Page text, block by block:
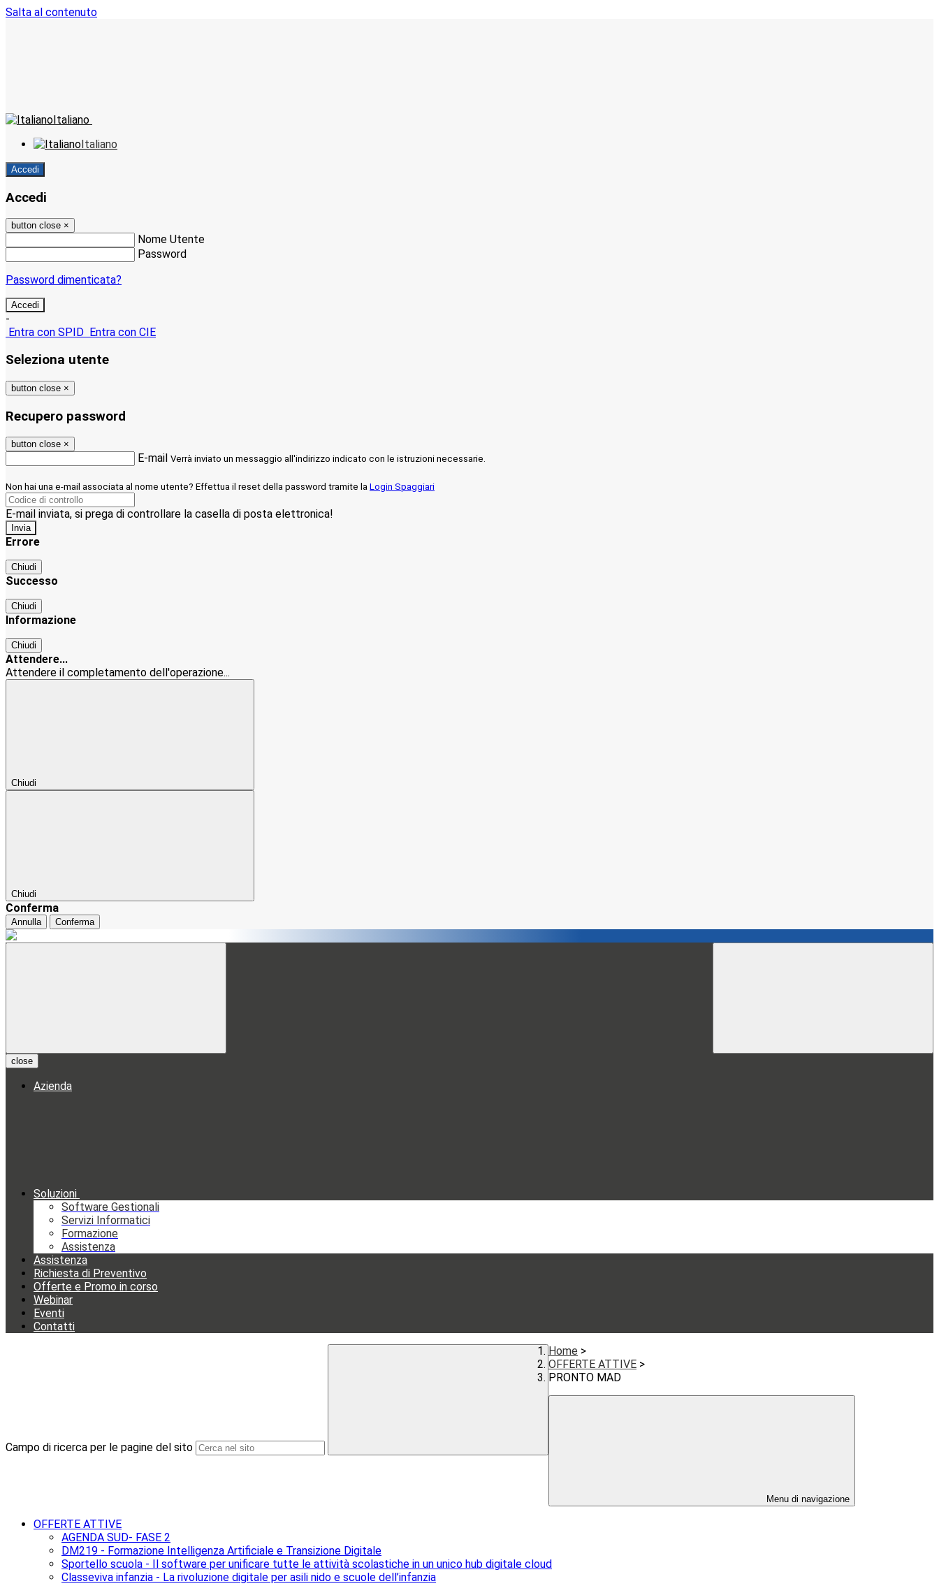
Salta al contenuto
Italiano
Italiano
Accedi
Accedi
button close ×
Nome Utente
Password
Password dimenticata?
-
Entra con SPID Entra con CIE
Seleziona utente
button close ×
Recupero password
button close ×
E-mail Verrà inviato un messaggio all'indirizzo indicato con le istruzioni necessarie.
Non hai una e-mail associata al nome utente? Effettua il reset della password tramite la Login Spaggiari
E-mail inviata, si prega di controllare la casella di posta elettronica!
Errore
Chiudi
Successo
Chiudi
Informazione
Chiudi
Attendere...
Attendere il completamento dell'operazione...
Chiudi
Chiudi
Conferma
Annulla Conferma
close
Azienda
Soluzioni
Software Gestionali
Servizi Informatici
Formazione
Assistenza
Assistenza
Richiesta di Preventivo
Offerte e Promo in corso
Webinar
Eventi
Contatti
Campo di ricerca per le pagine del sito
Home >
OFFERTE ATTIVE >
PRONTO MAD
Menu di navigazione
OFFERTE ATTIVE
AGENDA SUD- FASE 2
DM219 - Formazione Intelligenza Artificiale e Transizione Digitale
Sportello scuola - Il software per unificare tutte le attività scolastiche in un unico hub digitale cloud
Classeviva infanzia - La rivoluzione digitale per asili nido e scuole dell’infanzia